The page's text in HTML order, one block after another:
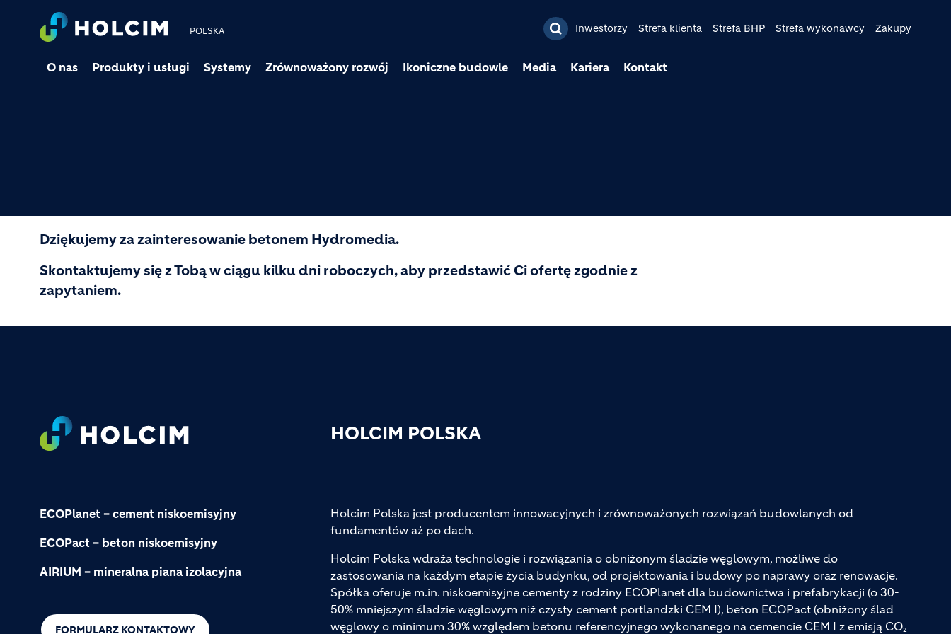
Przejdź do treści
POLSKA Inwestorzy Strefa klienta Strefa BHP Strefa wykonawcy Zakupy
O nas Produkty i usługi Systemy Zrównoważony rozwój Ikoniczne budowle Media Kariera Kontakt
Dziękujemy za zainteresowanie betonem Hydromedia.
Skontaktujemy się z Tobą w ciągu kilku dni roboczych, aby przedstawić Ci ofertę zgodnie z
zapytaniem.
HOLCIM POLSKA
ECOPlanet – cement niskoemisyjny
ECOPact – beton niskoemisyjny
AIRIUM – mineralna piana izolacyjna
FORMULARZ KONTAKTOWY
Holcim Polska jest producentem innowacyjnych i zrównoważonych rozwiązań budowlanych od
fundamentów aż po dach.
Holcim Polska wdraża technologie i rozwiązania o obniżonym śladzie węglowym, możliwe do
zastosowania na każdym etapie życia budynku, od projektowania i budowy po naprawy oraz renowacje.
Spółka oferuje m.in. niskoemisyjne cementy z rodziny ECOPlanet dla budownictwa i prefabrykacji (o 30-
50% mniejszym śladzie węglowym niż czysty cement portlandzki CEM I), beton ECOPact (obniżony ślad
węglowy o minimum 30% względem betonu referencyjnego wykonanego na cemencie CEM I z emisją CO₂